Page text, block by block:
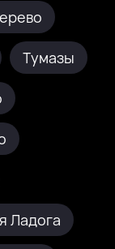
Тумазы
Ладога